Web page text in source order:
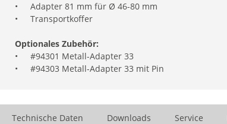
•
Adapter 81 mm für Ø 46-80 mm
•
Transportkoffer
Optionales Zubehör:
•
#94301 Metall-Adapter 33
•
#94303 Metall-Adapter 33 mit Pin
Technische Daten Downloads Service